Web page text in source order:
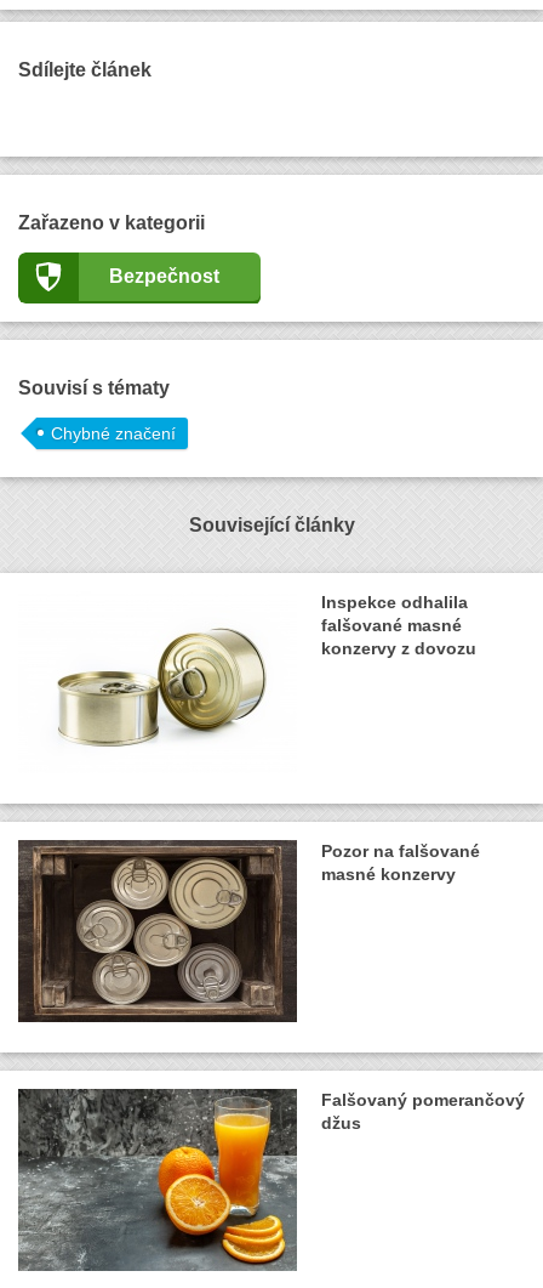
Sdílejte článek
Zařazeno v kategorii
Bezpečnost
Souvisí s tématy
Chybné značení
Související články
Inspekce odhalila
falšované masné
konzervy z dovozu
Pozor na falšované
masné konzervy
Falšovaný pomerančový
džus